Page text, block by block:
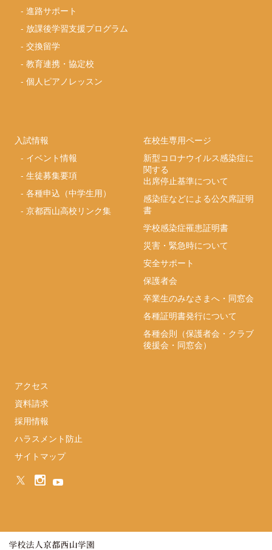
-進路サポート
- 放課後学習支援プログラム
-交換留学
-教育連携・協定校
-個人ピアノレッスン
入試情報
- イベント情報
-生徒募集要項
-各種申込（中学生用）
-京都西山高校リンク集
在校生専用ページ
新型コロナウイルス感染症に
関する
出席停止基準について
感染症などによる公欠席証明
書
学校感染症罹患証明書
災害・緊急時について
安全サポート
保護者会
卒業生のみなさまへ・同窓会
各種証明書発行について
各種会則（保護者会・クラブ
後援会・同窓会）
アクセス
資料請求
採用情報
ハラスメント防止
サイトマップ